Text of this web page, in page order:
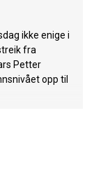
ikke enige i
fra
Petter
opp til